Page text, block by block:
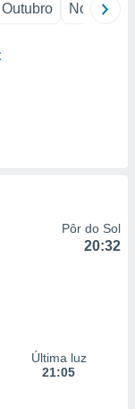
Outubro Novembro
Pôr do Sol
20:32
Última luz
21:05